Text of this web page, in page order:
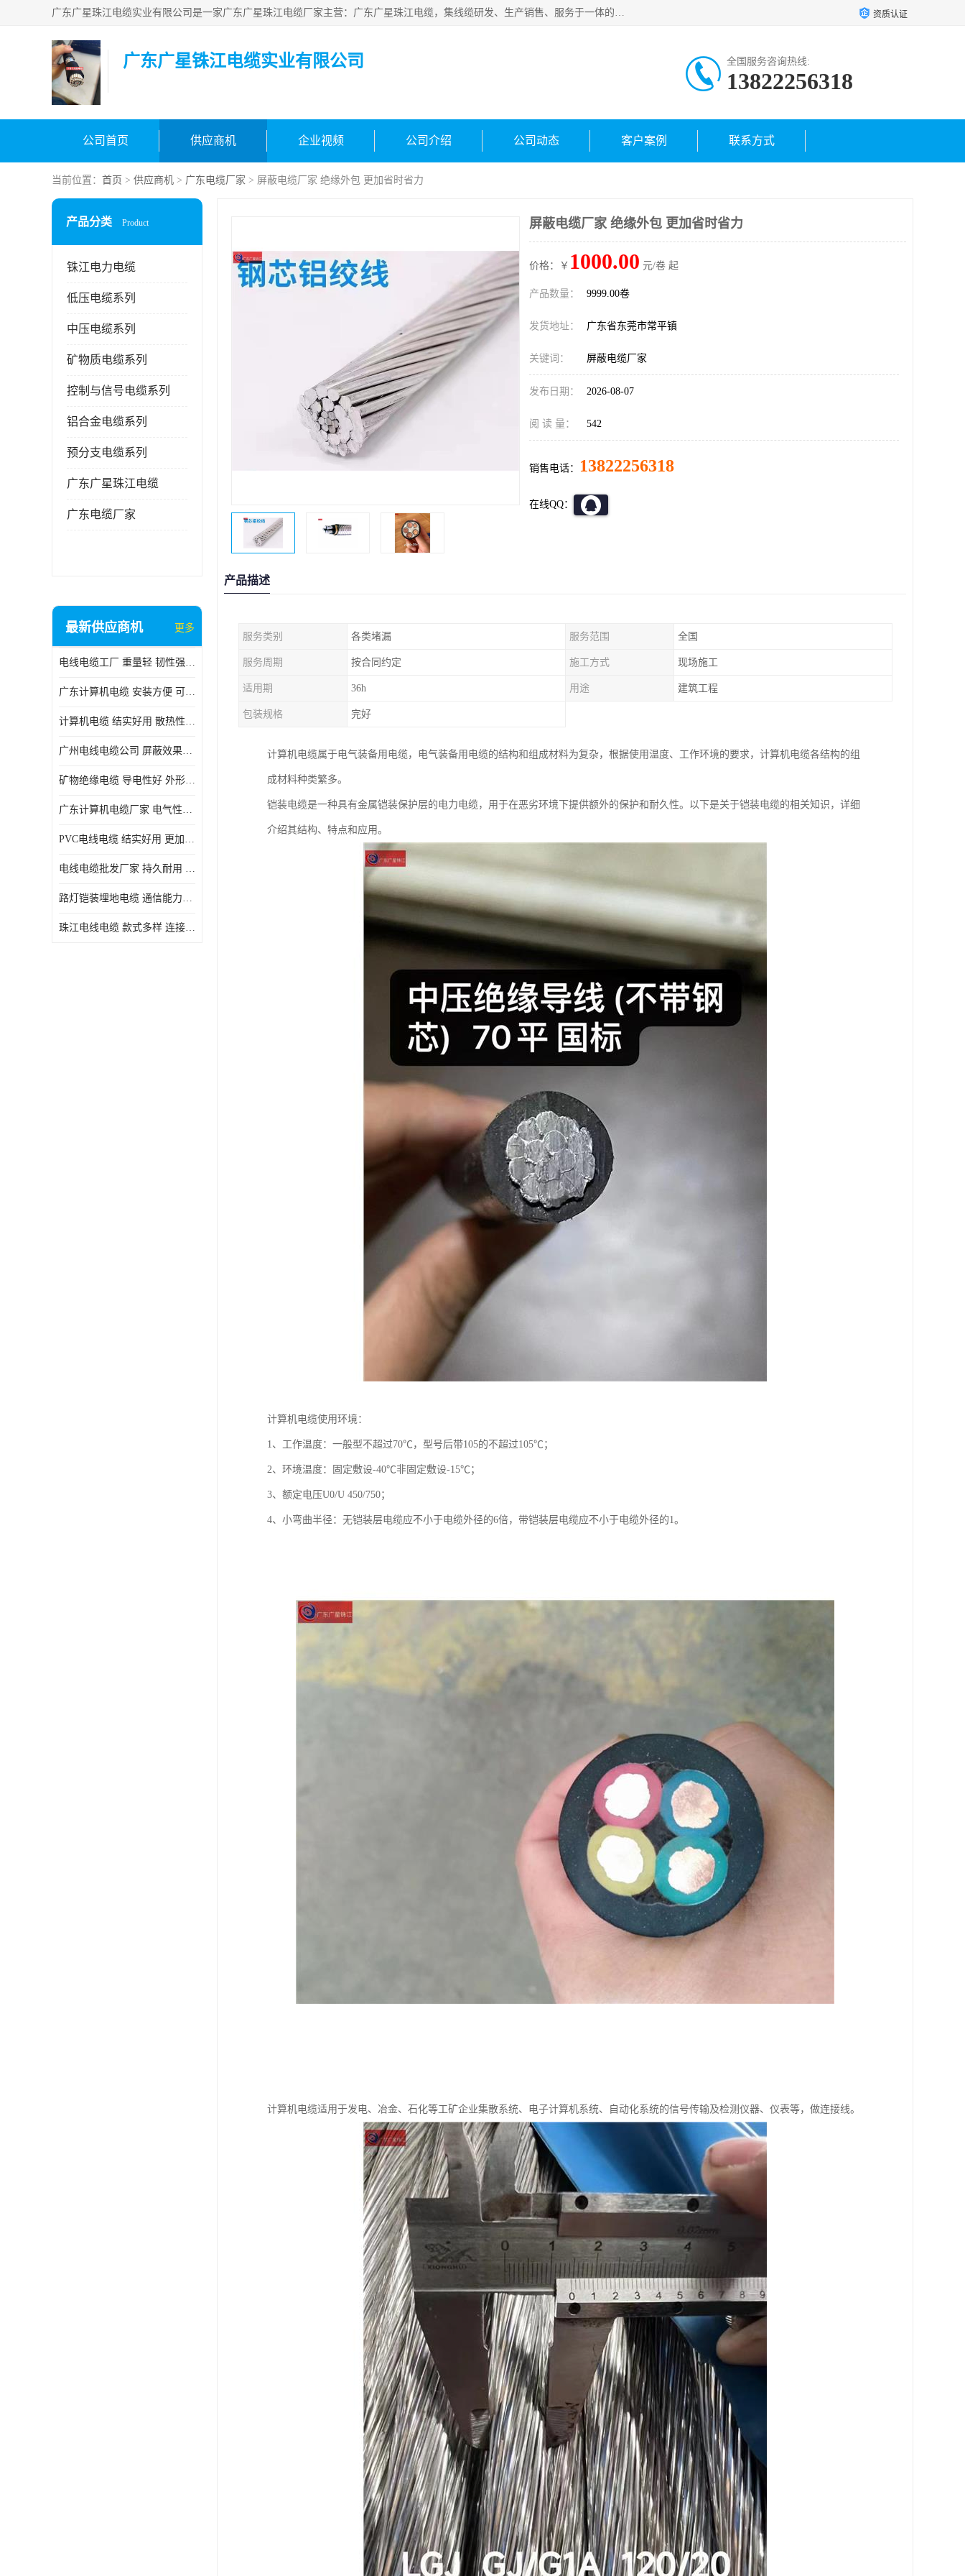
广东广星珠江电缆实业有限公司是一家广东广星珠江电缆厂家主营：广东广星珠江电缆，集线缆研发、生产销售、服务于一体的生产企业。公司自创立以来，确立了“广星珠江电缆，您的一站式采购”的战略发展口号，明确了将广星珠江打造成“线缆产品种类覆盖较广较全、质量较优、服务较好的大型综合性*化生产企业”的发展目标。 资质认证
广东广星铢江电缆实业有限公司 全国服务咨询热线:
13822256318
公司首页 供应商机 企业视频 公司介绍 公司动态 客户案例 联系方式
当前位置： 首页 > 供应商机 > 广东电缆厂家 > 屏蔽电缆厂家 绝缘外包 更加省时省力
产品分类 Product
铢江电力电缆
低压电缆系列
中压电缆系列
矿物质电缆系列
控制与信号电缆系列
铝合金电缆系列
预分支电缆系列
广东广星珠江电缆
广东电缆厂家
最新供应商机 更多
电线电缆工厂 重量轻 韧性强 体积小 连接简单
广东计算机电缆 安装方便 可随意弯曲折叠
计算机电缆 结实好用 散热性良好
广州电线电缆公司 屏蔽效果良好 拆卸安装方便
矿物绝缘电缆 导电性好 外形美观大方
广东计算机电缆厂家 电气性能稳定 外形美观大方
PVC电线电缆 结实好用 更加省时省力
电线电缆批发厂家 持久耐用 铜芯含量高
路灯铠装埋地电缆 通信能力强 受外界干扰小
珠江电线电缆 款式多样 连接可靠安全
屏蔽电缆厂家 绝缘外包 更加省时省力
价格：￥ 1000.00 元/卷 起
产品数量： 9999.00卷
发货地址： 广东省东莞市常平镇
关键词： 屏蔽电缆厂家
发布日期： 2026-08-07
阅 读 量： 542
销售电话： 13822256318
在线QQ：
产品描述
服务类别 各类堵漏 服务范围 全国
服务周期 按合同约定 施工方式 现场施工
适用期 36h 用途 建筑工程
包装规格 完好
计算机电缆属于电气装备用电缆，电气装备用电缆的结构和组成材料为复杂，根据使用温度、工作环境的要求，计算机电缆各结构的组
成材料种类繁多。
铠装电缆是一种具有金属铠装保护层的电力电缆，用于在恶劣环境下提供额外的保护和耐久性。以下是关于铠装电缆的相关知识，详细
介绍其结构、特点和应用。
计算机电缆使用环境：
1、工作温度：一般型不超过70℃，型号后带105的不超过105℃；
2、环境温度：固定敷设-40℃非固定敷设-15℃；
3、额定电压U0/U 450/750；
4、小弯曲半径：无铠装层电缆应不小于电缆外径的6倍，带铠装层电缆应不小于电缆外径的1。
计算机电缆适用于发电、冶金、石化等工矿企业集散系统、电子计算机系统、自动化系统的信号传输及检测仪器、仪表等，做连接线。